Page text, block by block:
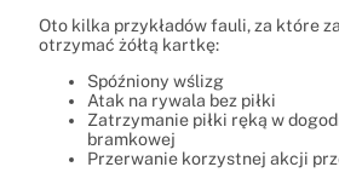
Oto kilka przykładów fauli, za które
otrzymać żółtą kartkę:
Spóźniony wślizg
Atak na rywala bez piłki
Zatrzymanie piłki ręką w
bramkowej
Przerwanie korzystnej akcji